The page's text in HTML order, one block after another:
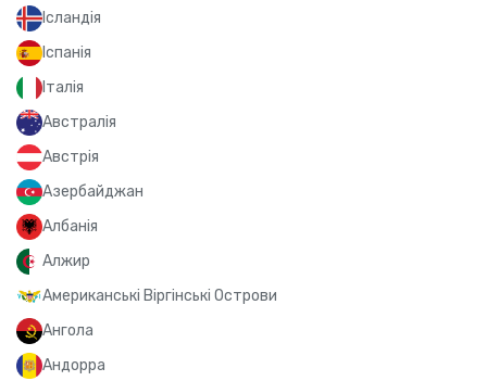
Ісландія
Іспанія
Італія
Австралія
Австрія
Азербайджан
Албанія
Алжир
Американські Віргінські Острови
Ангола
Андорра